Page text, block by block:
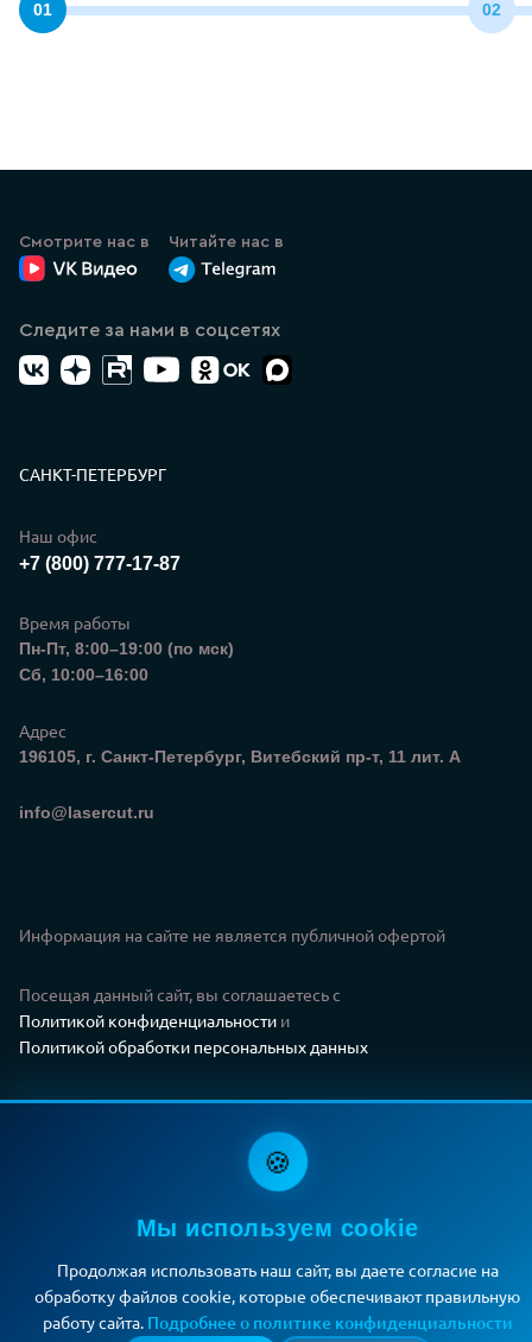
запрос
Смотрите нас в
ВК Видео
Читайте нас в
Канал Лазеркат в Телеграмме
Следите за нами в соцсетях
ВК ДзенRuTubeYouTubeОдноклассники
Max
Контакты
САНКТ-ПЕТЕРБУРГ
Наш офис
+7 (800) 777-17-87
Время работы
Пн-Пт, 8:00–19:00 (по мск)
Сб, 10:00–16:00
Адрес
196105, г. Санкт-Петербург, Витебский пр-т, 11 лит. А
Электронная почта
info@lasercut.ru
© 2009–2026 «LASERCUT»
Посещая данный сайт, вы соглашаетесь с
Политикой конфиденциальности и
Политикой обработки персональных данных
Информация на сайте не является публичной офертой
🍪
Мы используем cookie
Продолжая использовать наш сайт, вы даете согласие на
обработку файлов cookie, которые обеспечивают правильную
работу сайта. Подробнее о политике конфиденциальности